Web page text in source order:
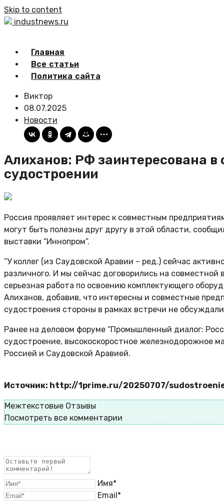
Skip to content
industnews.ru
Главная
Все статьи
Политика сайта
Виктор
08.07.2025
Новости
Алиханов: РФ заинтересована в
судостроении
Россия проявляет интерес к совместным
могут быть полезны друг другу в этой области,
выставки “Иннопром”.
“У коллег (из Саудовской Аравии – ред.) сейчас
различного. И мы сейчас договорились на
серьезная работа по освоению комплектующего
Алиханов, добавив, что интересны и совместные
судостроения стороны в рамках встречи не
Ранее на деловом форуме “Промышленный диалог:
судостроение, высокоскоростное железнодорожное
Россией и Саудовской Аравией.
Источник: http://1prime.ru/20250707/
Межтекстовые Отзывы
Посмотреть все комментарии
Имя*
Email*